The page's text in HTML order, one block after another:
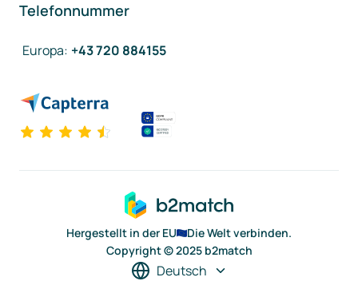
Telefonnummer
Europa: +43 720 884155
Hergestellt in der EU
Die Welt verbinden.
Copyright © 2025 b2match
Deutsch